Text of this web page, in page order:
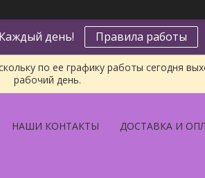
день! Правила работы
по ее графику работы сегодня
рабочий день.
НАШИ КОНТАКТЫ ДОСТАВКА И